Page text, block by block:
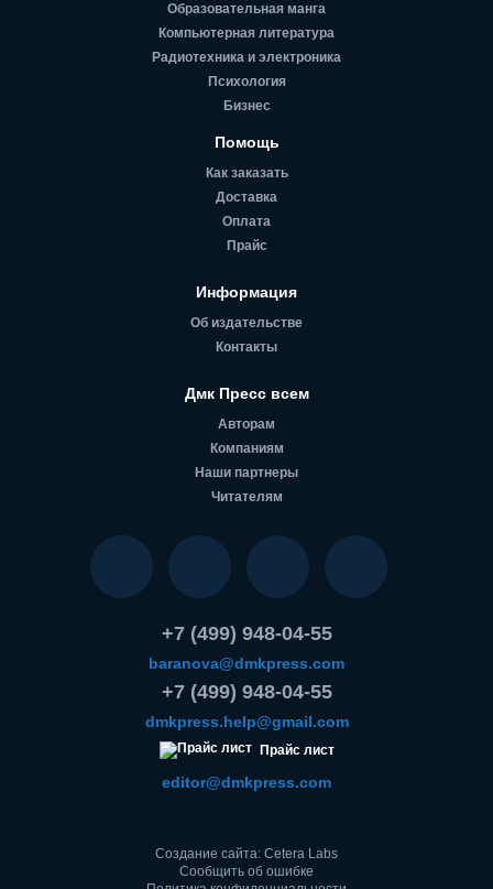
Образовательная манга
Компьютерная литература
Радиотехника и электроника
Психология
Бизнес
Помощь
Как заказать
Доставка
Оплата
Прайс
Информация
Об издательстве
Контакты
Дмк Пресс всем
Авторам
Компаниям
Наши партнеры
Читателям
+7 (499) 948-04-55
baranova@dmkpress.com
+7 (499) 948-04-55
dmkpress.help@gmail.com
Прайс лист
editor@dmkpress.com
Создание сайта: Cetera Labs
Сообщить об ошибке